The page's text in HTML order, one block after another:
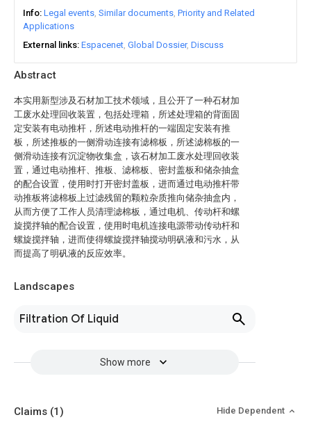
Abstract
本实用新型涉及石材加工技术领域，且公开了一种石材加
工废水处理回收装置，包括处理箱，所述处理箱的背面固
定安装有电动推杆，所述电动推杆的一端固定安装有推
板，所述推板的一侧滑动连接有滤棉板，所述滤棉板的一
侧滑动连接有沉淀物收集盒，该石材加工废水处理回收装
置，通过电动推杆、推板、滤棉板、密封盖板和储杂抽盒
的配合设置，使用时打开密封盖板，进而通过电动推杆带
动推板将滤棉板上过滤残留的颗粒杂质推向储杂抽盒内，
从而方便了工作人员清理滤棉板，通过电机、传动杆和螺
旋搅拌轴的配合设置，使用时电机连接电源带动传动杆和
螺旋搅拌轴，进而使得螺旋搅拌轴搅动明矾液和污水，从
而提高了明矾液的反应效率。
Landscapes
Filtration Of Liquid
Show more
Info Legal events Similar documents Priority and Related
Applications
External links Espacenet Global Dossier Discuss
Claims (1) Hide Dependent